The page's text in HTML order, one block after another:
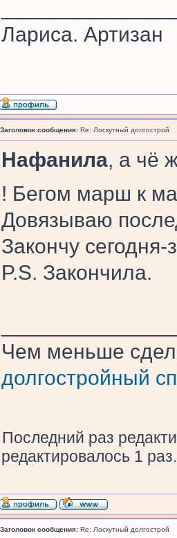
Лариса. Артизан
Заголовок сообщения: Re: Лоскутный долгострой
Нафанила, а чё
! Бегом марш к
Довязываю
Закончу сегодня-
P.S. Закончила.
Чем меньше
долгостройный
Последний раз
редактировалось 1 раз.
Заголовок сообщения: Re: Лоскутный долгострой